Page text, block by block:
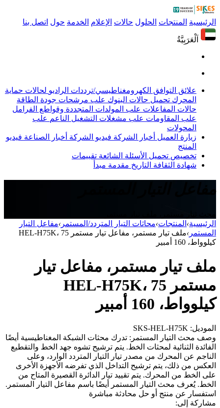
الرئيسية المنتجات الحلول حالات الإعلام الخدمة حول اتصل بنا
اَلْعَرَبِيَّةُ
علائق التوافق الكهرومغناطيسي/ترددات الراديو لحالات حماية
المحرك تحميل حالات البنوك علب مرشحات جودة الطاقة
حالات المفاعلات علب المولدات المتجددة وقواطع الفرامل
علب المقاومات علب مشغلات التشغيل الناعم علب
المحولات
زيارة العميل أخبار الشركة فيديو الشركة أخبار الصناعة فيديو
المنتج
تخصيص تحميل الأسئلة الشائعة تقييمات
شهادة الثقافة التاريخ مقدمة مبدأ
الرئيسية› المنتجات›محاثات التيار المتردد/المستمر ›مفاعل التيار
المستمر ›
ملف تيار مستمر، مفاعل تيار مستمر HEL-H75K، 75
كيلوواط، 160 أمبير
ملف تيار مستمر، مفاعل تيار
مستمر HEL-H75K، 75
كيلوواط، 160 أمبير
الموديل: SKS-HEL-H75K
وصف محث التيار المستمر: تدرك محثات الشبكة المغناطيسية أيضًا
الفائدة الثنائية لمحثات الخط. يتم ترشيح تشوه جهد الخط والتقطيع
الناجم عن المحرك من مصدر تيار التيار المتردد الوارد، وعلى
العكس من ذلك، يتم ترشيح التداخل الذي تفرضه الأجهزة الأخرى
على الخط من المحرك. يتم تقييد تيار الدائرة القصيرة المتاح من
الخط. يُعرف محث التيار المستمر أيضًا باسم مفاعل التيار المستمر.
استفسار عن منتج أو حل محادثة مباشرة
مشاركة إلى: